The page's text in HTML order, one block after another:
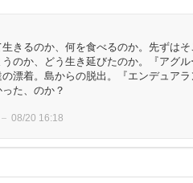
きるのか、何を食べるのか。先ずは
のか、どう生き延びたのか。『アグ
漂着。島からの脱出。『エンデュア
た、のか？
08/20 16:18